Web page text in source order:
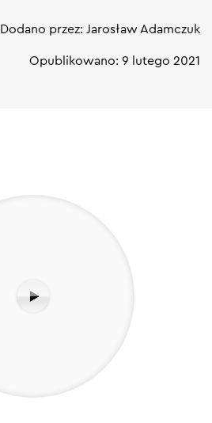
Dodano przez: Jarosław Adamczuk
Opublikowano: 9 lutego 2021